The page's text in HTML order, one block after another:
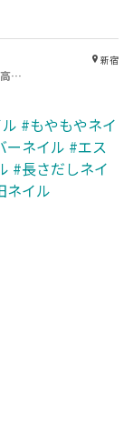
boigny 個性的 ニュアンス 高田馬場 西早稲田 新宿
新宿
#もやもやネイ
ーネイル #エス
#長さだしネイ
ネイル